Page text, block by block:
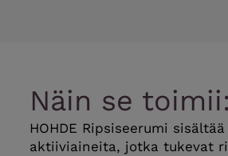
Näin se toimii:
HOHDE Ripsiseerumi
aktiiviaineita, jotka tukevat